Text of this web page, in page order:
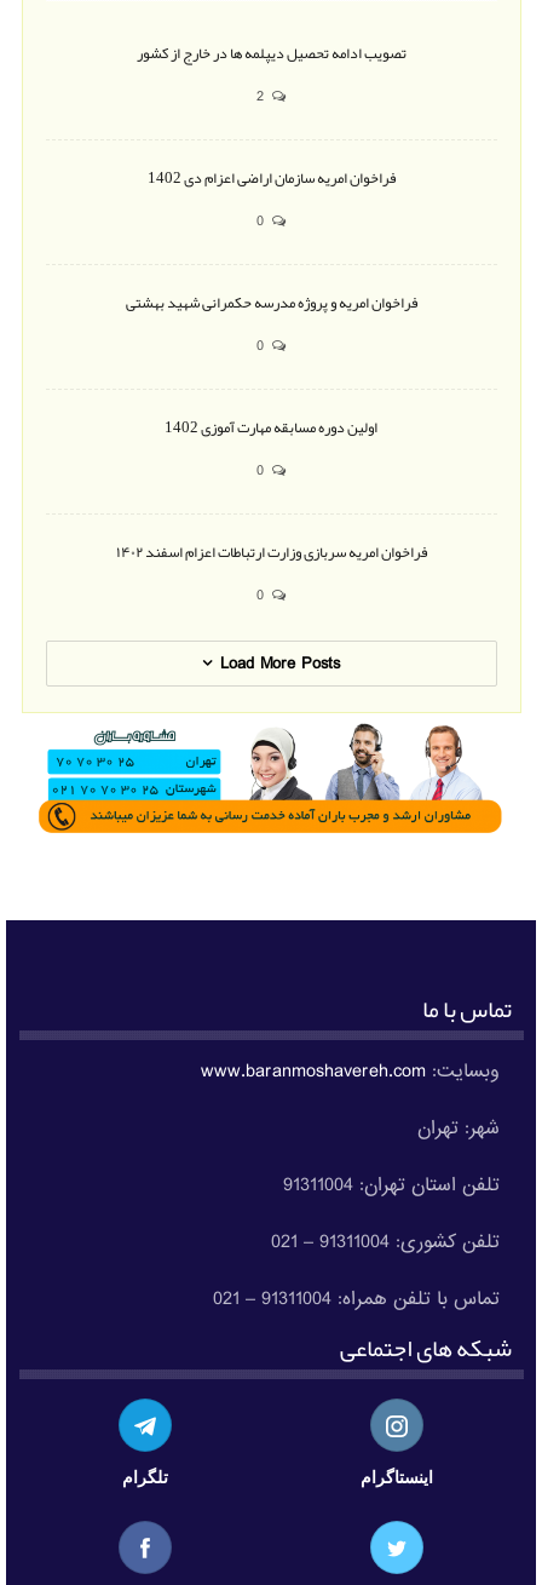
تصویب ادامه تحصیل دیپلمه ها در خارج از کشور
فراخوان امریه سازمان اراضی اعزام دی 1402
فراخوان امریه و پروژه مدرسه حکمرانی شهید بهشتی
اولین دوره مسابقه مهارت آموزی 1402
فراخوان امریه سربازی وزارت ارتباطات اعزام اسفند ۱۴۰۲
Load More Posts
تماس با ما
وبسایت:www.baranmoshavereh.com
شهر: تهران
تلفن استان تهران: 91311004
تلفن کشوری: 91311004 – 021
تماس با تلفن همراه: 91311004 – 021
شبکه های اجتماعی
اینستاگرام تلگرام